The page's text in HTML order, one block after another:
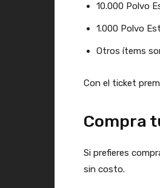
10.000 Polvo
1.000 Polvo
Otros ítems
Con el ticket
Compra
Si prefieres
sin costo.